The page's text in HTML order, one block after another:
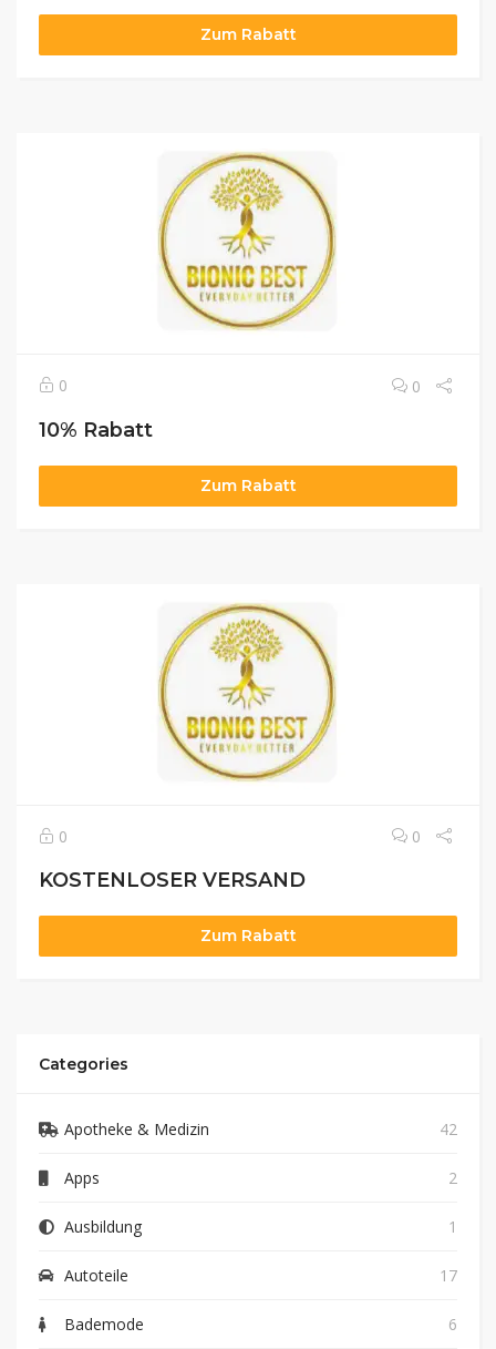
Zum Rabatt
0 0
10% Rabatt
Zum Rabatt
0 0
KOSTENLOSER VERSAND
Zum Rabatt
Categories
Apotheke & Medizin 42
Apps 2
Ausbildung 1
Autoteile 17
Bademode 6